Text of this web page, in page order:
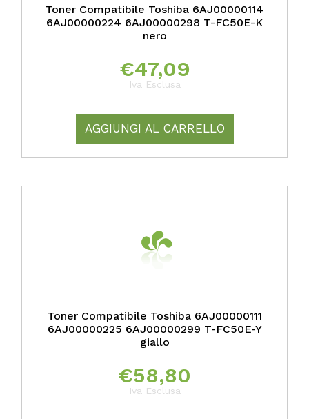
Toner Compatibile Toshiba 6AJ00000114
6AJ00000224 6AJ00000298 T-FC50E-K
nero
€47,09
Iva Esclusa
AGGIUNGI AL CARRELLO
Toner Compatibile Toshiba 6AJ00000111
6AJ00000225 6AJ00000299 T-FC50E-Y
giallo
€58,80
Iva Esclusa